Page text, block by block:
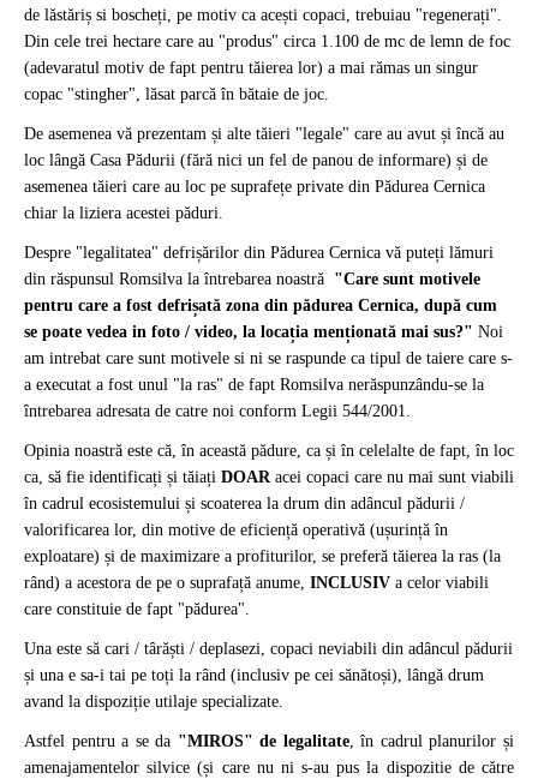
de lăstăriș si boscheți, pe motiv ca acești copaci, trebuiau "regenerați".
Din cele trei hectare care au "produs" circa 1.100 de mc de lemn de foc
(adevaratul motiv de fapt pentru tăierea lor) a mai rămas un singur
copac "stingher", lăsat parcă în bătaie de joc.
De asemenea vă prezentam și alte tăieri "legale" care au avut și încă au
loc lângă Casa Pădurii (fără nici un fel de panou de informare) și de
asemenea tăieri care au loc pe suprafețe private din Pădurea Cernica
chiar la liziera acestei păduri.
Despre "legalitatea" defrișărilor din Pădurea Cernica vă puteți lămuri
din răspunsul Romsilva la întrebarea noastră "Care sunt motivele
pentru care a fost defrișată zona din pădurea Cernica, după cum
se poate vedea in foto / video, la locația menționată mai sus?" Noi
am intrebat care sunt motivele si ni se raspunde ca tipul de taiere care s-
a executat a fost unul "la ras" de fapt Romsilva nerăspunzându-se la
întrebarea adresata de catre noi conform Legii 544/2001.
Opinia noastră este că, în această pădure, ca și în celelalte de fapt, în loc
ca, să fie identificați și tăiați DOARacei copaci care nu mai sunt viabili
în cadrul ecosistemului și scoaterea la drum din adâncul pădurii /
valorificarea lor, din motive de eficiență operativă (ușurință în
exploatare) și de maximizare a profiturilor, se preferă tăierea la ras (la
rând) a acestora de pe o suprafață anume, INCLUSIV a celor viabili
care constituie de fapt "pădurea".
Una este să cari / târăști / deplasezi, copaci neviabili din adâncul pădurii
și una e sa-i tai pe toți la rând (inclusiv pe cei sănătoși), lângă drum
avand la dispoziție utilaje specializate.
Astfel pentru a se da "MIROS" de legalitate, în cadrul planurilor și
amenajamentelor silvice (și care nu ni s-au pus la dispozitie de către